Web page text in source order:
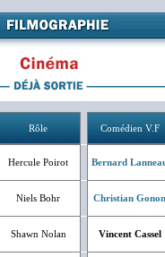
Rôle Comédien V.F
Hercule Poirot Bernard
Niels Bohr Christian Gonon
Shawn Nolan Vincent Cassel